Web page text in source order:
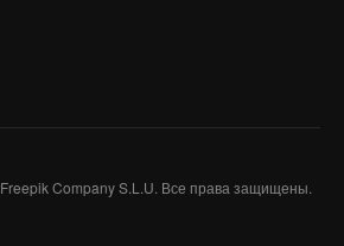
Freepik Company S.L.U. Все права защищены.